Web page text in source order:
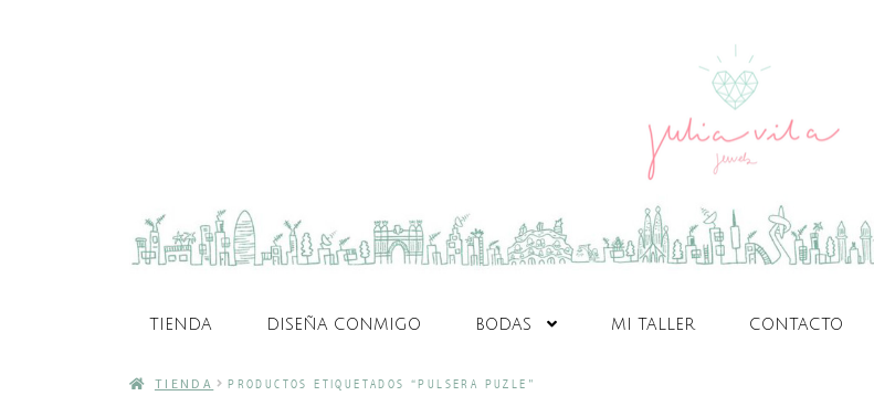
TIENDA DISEÑA CONMIGO BODAS MI TALLER CONTACTO
TIENDA PRODUCTOS ETIQUETADOS “PULSERA PUZLE”